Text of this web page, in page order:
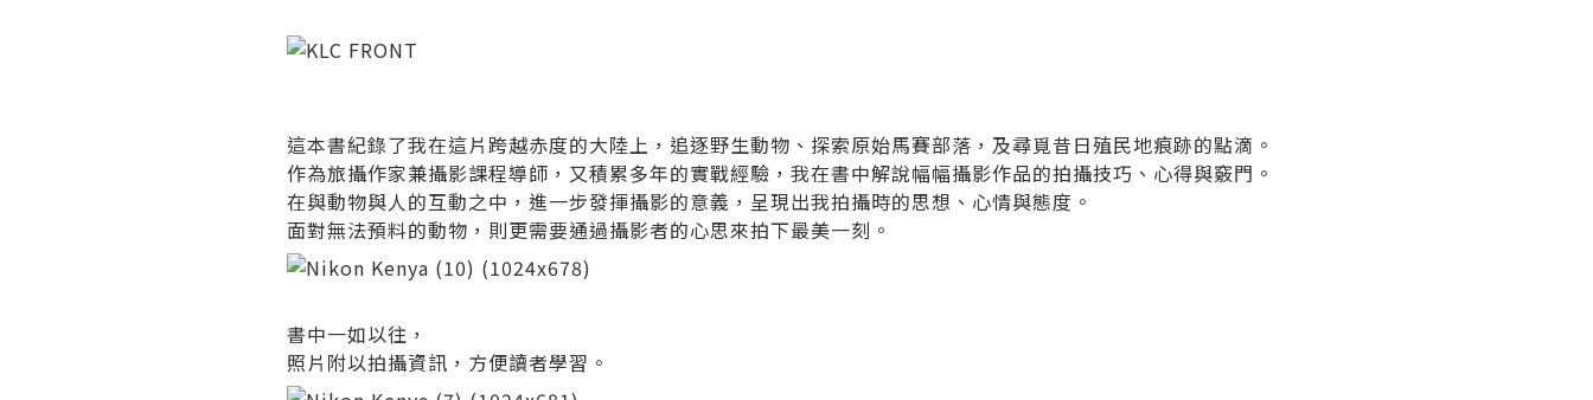
這本書紀錄了我在這片跨越赤度的大陸上，追逐野生動物、探索原始馬賽部落，及尋覓昔日殖民地痕跡的點滴。
作為旅攝作家兼攝影課程導師，又積累多年的實戰經驗，我在書中解說幅幅攝影作品的拍攝技巧、心得與竅門。
在與動物與人的互動之中，進一步發揮攝影的意義，呈現出我拍攝時的思想、心情與態度。
面對無法預料的動物，則更需要通過攝影者的心思來拍下最美一刻。
書中一如以往，
照片附以拍攝資訊，方便讀者學習。